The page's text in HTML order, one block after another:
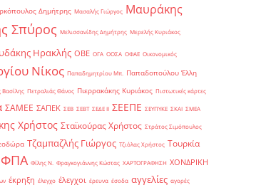
Δημήτρης Μασαλής Γιώργος Μαυράκης
Σπύρος Μελισσανίδης Δημήτρης Μερελής Κυριάκος
Ηρακλής ΟΒΕ ΟΓΑ ΟΟΣΑ ΟΦΑΕ Οικονομικός
Νίκος Παπαδημητρίου Μπ. Παπαδοπούλου Έλλη
Βασίλης Πετραλιάς Θάνος Πιερρακάκης Κυριάκος Πιστωτικές κάρτες
ΣΑΜΕΕ ΣΑΠΕΚ ΣΕΒ ΣΕΒΤ ΣΕΔΕ ΙΙ ΣΕΕΠΕ ΣΕΥΠΥΚΕ ΣΚΑΙ ΣΜΕΑ
Χρήστος Σταϊκούρας Χρήστος Στράτος Σιμόπουλος
Τζαμπαζλής Γιώργος Τζιόλας Χρήστος Τουρκία
ΦΠΑ Φίλης Ν. Φραγκογιάννης Κώστας ΧΑΡΤΟΓΡΑΦΗΣΗ ΧΟΝΔΡΙΚΗ
έκρηξη έλεγχο έλεγχοι έρευνα έσοδα αγγελίες αγορές